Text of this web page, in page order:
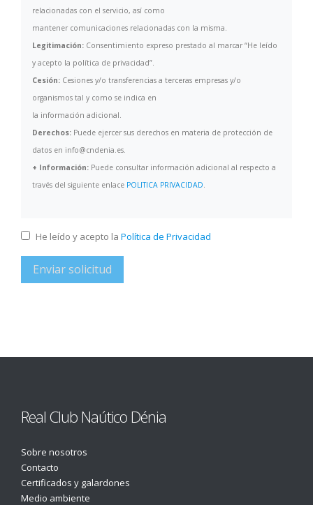
relacionadas con el servicio, así como
mantener comunicaciones relacionadas con la misma.
Legitimación: Consentimiento expreso prestado al marcar “He leído
y acepto la política de privacidad”.
Cesión: Cesiones y/o transferencias a terceras empresas y/o
organismos tal y como se indica en
la información adicional.
Derechos: Puede ejercer sus derechos en materia de protección de
datos en info@cndenia.es.
+ Información: Puede consultar información adicional al respecto a
través del siguiente enlace POLITICA PRIVACIDAD.
He leído y acepto la Política de Privacidad
Real Club Naútico Dénia
Sobre nosotros
Contacto
Certificados y galardones
Medio ambiente